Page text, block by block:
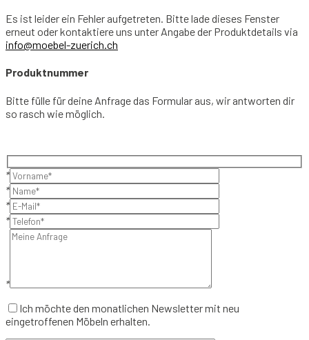
Es ist leider ein Fehler aufgetreten. Bitte lade dieses Fenster
erneut oder kontaktiere uns unter Angabe der Produktdetails via
info@moebel-zuerich.ch
Produktnummer
Bitte fülle für deine Anfrage das Formular aus, wir antworten dir
so rasch wie möglich.
*
*
*
*
*
Ich möchte den monatlichen Newsletter mit neu
eingetroffenen Möbeln erhalten.